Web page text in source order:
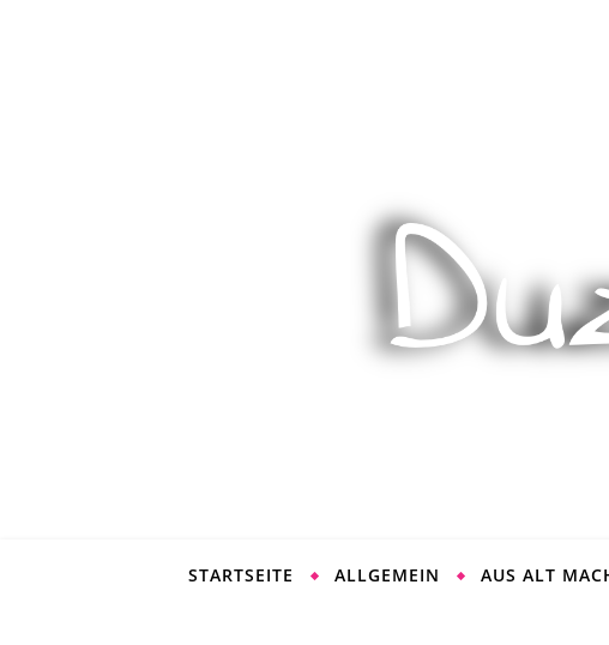
STARTSEITE ALLGEMEIN AUS ALT